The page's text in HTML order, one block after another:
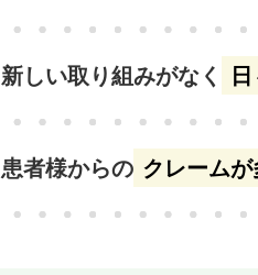
新しい取り組みがなく
患者様からの クレームが